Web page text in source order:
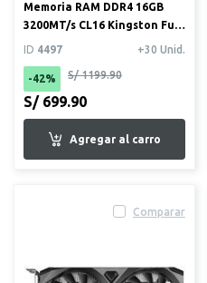
Memoria RAM DDR4 16GB
3200MT/s CL16 Kingston Fury
Beast
ID 4497 +30 Unid.
-42% S/ 1199.90
S/ 699.90
Comparar